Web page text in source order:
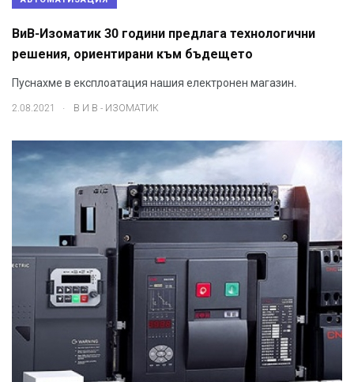
ВиВ-Изоматик 30 години предлага технологични
решения, ориентирани към бъдещето
Пуснахме в експлоатация нашия електронен магазин.
2.08.2021 . В И В - ИЗОМАТИК